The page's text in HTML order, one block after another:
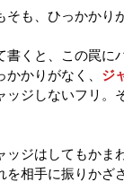
そも、ひっかかり
書くと、この罠に
かかりがなく、 ジ
ッジしないフリ。
ッジはしてもかま
を相手に振りかざ